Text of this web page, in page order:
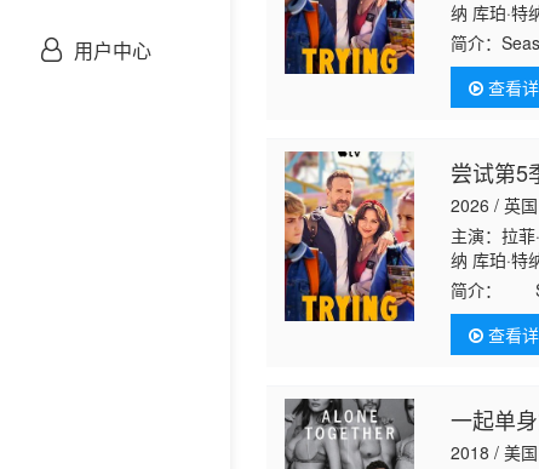
悬疑片用户中心
纳 库珀·特
简介：
Princ
查看
尝试第5
2026 / 英国
主演：拉
纳 库珀·特
简介：
of Pri
查看
一起单
2018 / 美国